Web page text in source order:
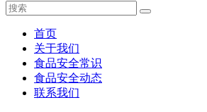
首页
关于我们
食品安全常识
食品安全动态
联系我们